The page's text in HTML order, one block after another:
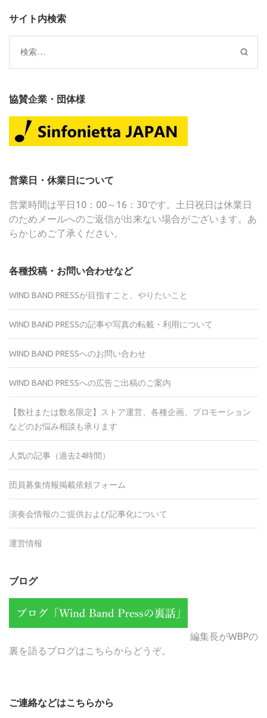
サイト内検索
検
索:
協賛企業・団体様
営業日・休業日について
営業時間は平日10：00～16：30です。土日祝日は休業日
のためメールへのご返信が出来ない場合がございます。あ
らかじめご了承ください。
各種投稿・お問い合わせなど
WIND BAND PRESSが目指すこと、やりたいこと
WIND BAND PRESSの記事や写真の転載・利用について
WIND BAND PRESSへのお問い合わせ
WIND BAND PRESSへの広告ご出稿のご案内
【数社または数名限定】ストア運営、各種企画、プロモーション
などのお悩み相談も承ります
人気の記事（過去24時間）
団員募集情報掲載依頼フォーム
演奏会情報のご提供および記事化について
運営情報
ブログ
編集長がWBPの
裏を語るブログはこちらからどうぞ。
ご連絡などはこちらから